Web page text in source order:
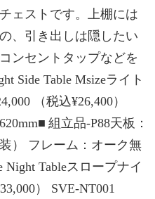
ェストです。上棚には
、引き出しは隠したい
ンセントタップなどを
Side Table Msizeライト
（税込¥26,400）
組立品-P88天板：
） フレーム：オーク無
Tableスロープナイ
） SVE-NT001